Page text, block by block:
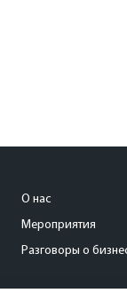
О нас
Мероприятия
Разговоры о